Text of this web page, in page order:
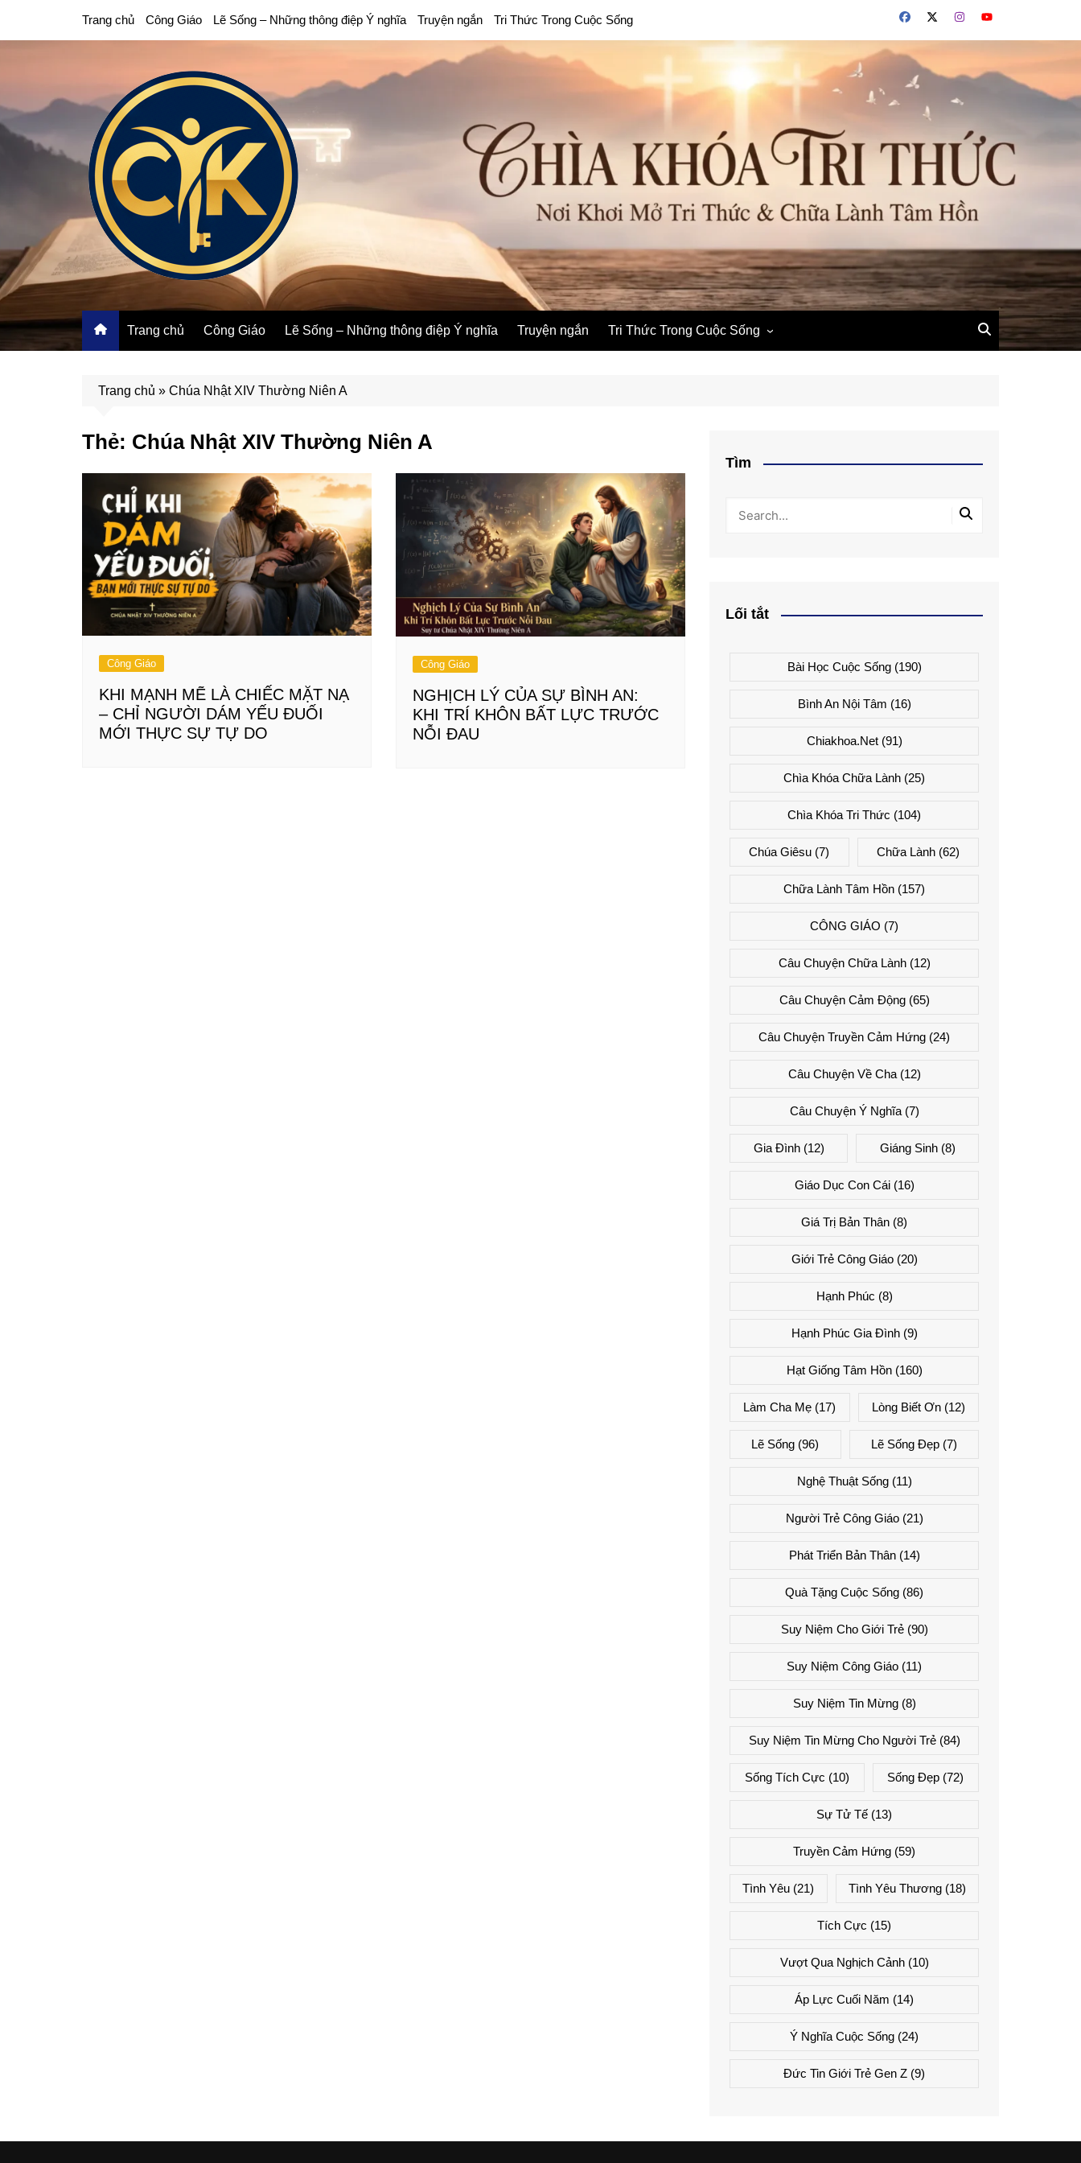
Trang chủ Công Giáo Lẽ Sống – Những thông điệp Ý nghĩa Truyện ngắn Tri Thức Trong Cuộc Sống
Trang chủ Công Giáo Lẽ Sống – Những thông điệp Ý nghĩa Truyện ngắn Tri Thức Trong Cuộc Sống
Trang chủ » Chúa Nhật XIV Thường Niên A
Thẻ: Chúa Nhật XIV Thường Niên A
Công Giáo
KHI MẠNH MẼ LÀ CHIẾC MẶT NẠ
– CHỈ NGƯỜI DÁM YẾU ĐUỐI
MỚI THỰC SỰ TỰ DO
Công Giáo
NGHỊCH LÝ CỦA SỰ BÌNH AN:
KHI TRÍ KHÔN BẤT LỰC TRƯỚC
NỖI ĐAU
Tìm
Lối tắt
Bài Học Cuộc Sống(190)
Bình An Nội Tâm (16)
Chiakhoa.net(91)
Chìa Khóa Chữa Lành (25)
Chìa Khóa Tri Thức (104)
Chúa Giêsu (7) Chữa Lành(62)
Chữa Lành Tâm Hồn (157)
CÔNG GIÁO (7)
Câu Chuyện Chữa Lành(12)
Câu Chuyện Cảm Động(65)
Câu Chuyện Truyền Cảm Hứng (24)
Câu Chuyện Về Cha(12)
Câu Chuyện Ý Nghĩa(7)
Gia Đình(12) Giáng Sinh(8)
Giáo Dục Con Cái(16)
Giá Trị Bản Thân (8)
Giới Trẻ Công Giáo(20)
Hạnh Phúc (8)
Hạnh Phúc Gia Đình(9)
Hạt Giống Tâm Hồn(160)
Làm Cha Mẹ (17) Lòng Biết Ơn(12)
Lẽ Sống (96) Lẽ Sống Đẹp(7)
Nghệ Thuật Sống(11)
Người Trẻ Công Giáo(21)
Phát Triển Bản Thân(14)
Quà Tặng Cuộc Sống (86)
Suy Niệm Cho Giới Trẻ(90)
Suy Niệm Công Giáo (11)
Suy Niệm Tin Mừng(8)
Suy Niệm Tin Mừng Cho Người Trẻ(84)
Sống Tích Cực (10) Sống Đẹp (72)
Sự Tử Tế (13)
Truyền Cảm Hứng (59)
Tình Yêu (21) Tình Yêu Thương(18)
Tích Cực (15)
Vượt Qua Nghịch Cảnh(10)
Áp Lực Cuối Năm (14)
Ý Nghĩa Cuộc Sống (24)
Đức Tin Giới Trẻ Gen Z (9)